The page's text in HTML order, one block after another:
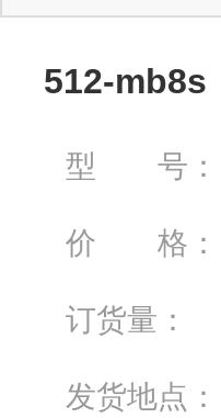
512-mb8s
型 号：
价 格：
订货量：
发货地点：